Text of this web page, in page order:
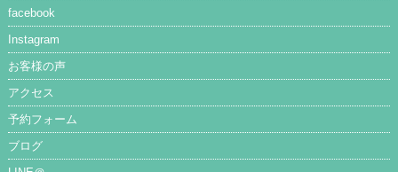
facebook
Instagram
お客様の声
アクセス
予約フォーム
ブログ